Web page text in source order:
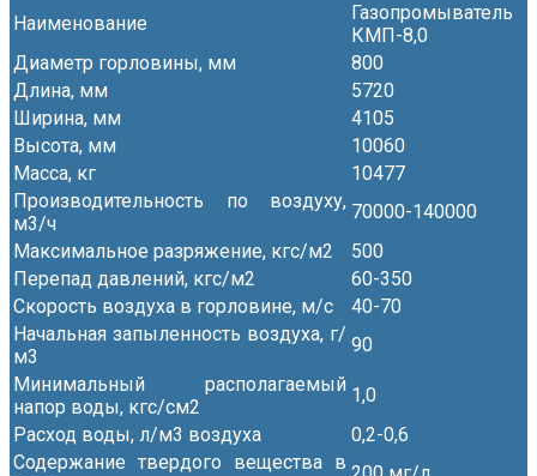
Наименование
Газопромыватель
КМП-8,0
Диаметр горловины, мм
800
Длина, мм
5720
Ширина, мм
4105
Высота, мм
10060
Масса, кг
10477
Производительность по воздуху,
м3/ч
70000-140000
Максимальное разряжение, кгс/м2
500
Перепад давлений, кгс/м2
60-350
Скорость воздуха в горловине, м/с
40-70
Начальная запыленность воздуха, г/
м3
90
Минимальный располагаемый
напор воды, кгс/см2
1,0
Расход воды, л/м3 воздуха
0,2-0,6
Содержание твердого вещества в